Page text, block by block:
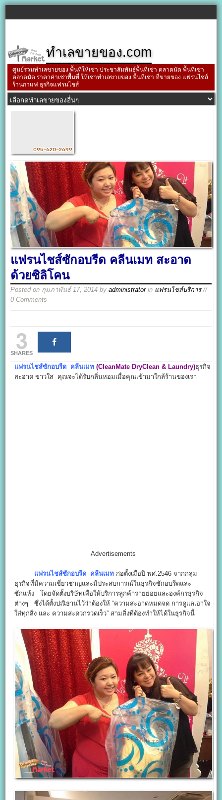
ทำเลขายของ.com
ศูนย์รวมทำเลขายของ พื้นที่ให้เช่า ประชาสัมพันธ์พื้นที่เช่า ตลาดนัด พื้นที่เช่า
ตลาดนัด ราคาค่าเช่าพื้นที่ ให้เช่าทำเลขายของ พื้นที่เช่า ที่ขายของ แฟรนไชส์
ร้านกาแฟ ธุรกิจแฟรนไชส์
แฟรนไชส์ซักอบรีด คลีนเมท สะอาด
ด้วยซิลิโคน
Posted on กุมภาพันธ์ 17, 2014 byadministratorin แฟรนไชส์บริการ//
0 Comments
3
SHARES
แฟรนไชส์ซักอบรีด คลีนเมท (CleanMate DryClean & Laundry)ธุรกิจ
สะอาด ขาวใส คุณจะได้รับกลิ่นหอมเมื่อคุณเข้ามาใกล้ร้านของเรา
Advertisements
แฟรนไชส์ซักอบรีด คลีนเมท ก่อตั้งเมื่อปี พศ.2546 จากกลุ่ม
ธุรกิจที่มีความเชี่ยวชาญและมีประสบการณ์ในธุรกิจซักอบรีดและ
ซักแห้ง โดยจัดตั้งบริษัทเพื่อให้บริการลูกค้ารายย่อยและองค์กรธุรกิจ
ต่างๆ ซึ่งได้ตั้งปณิธานไว้ว่าต้องให้ “ความสะอาดหมดจด การดูแลเอาใจ
ใส่ทุกสิ่ง และ ความสะดวกรวดเร็ว” สามสิ่งที่ต้องทำให้ได้ในธุรกิจนี้